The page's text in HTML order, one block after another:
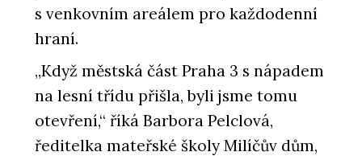
s venkovním areálem pro každodenní
hraní.
„Když městská část Praha 3 s nápadem
na lesní třídu přišla, byli jsme tomu
otevření,“ říká Barbora Pelclová,
ředitelka mateřské školy Milíčův dům,